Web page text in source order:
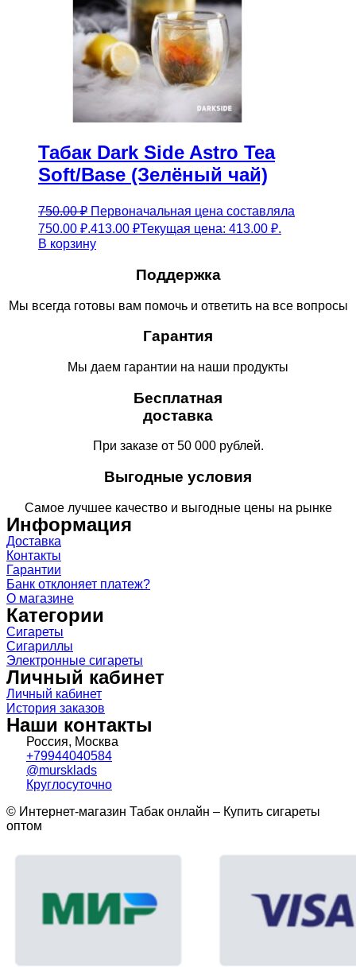
Табак Dark Side Astro Tea
Soft/Base (Зелёный чай)
750.00₽ Первоначальная цена составляла
750.00 ₽.413.00 ₽Текущая цена: 413.00 ₽.
В корзину
Поддержка
Мы всегда готовы вам помочь и ответить на все вопросы
Гарантия
Мы даем гарантии на наши продукты
Бесплатная
доставка
При заказе от 50 000 рублей.
Выгодные условия
Самое лучшее качество и выгодные цены на рынке
Информация
Доставка
Контакты
Гарантии
Банк отклоняет платеж?
О магазине
Категории
Сигареты
Сигариллы
Электронные сигареты
Личный кабинет
Личный кабинет
История заказов
Наши контакты
Россия, Москва
+79944040584
@mursklads
Круглосуточно
© Интернет-магазин Табак онлайн – Купить сигареты
оптом